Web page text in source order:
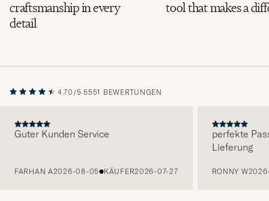
craftsmanship in every
detail
tool that makes a
4.70/5 5551 BEWERTUNGEN
Guter Kunden Service
FARHAN A2026-08-05 KÄUFER2026-07-27
perfekte
Lieferung
RONNY W